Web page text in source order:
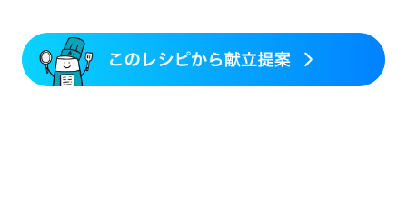
乳がん治療を終えた方・経過観察中の方など
妊娠中(初期)
妊婦健診・体重増加が気になる（初期）
妊婦健診・血圧が気になる（初期）